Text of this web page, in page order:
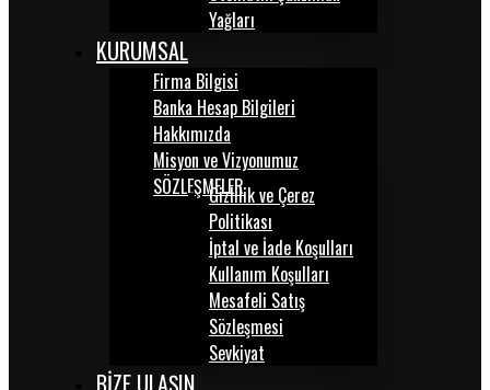
Yağları
KURUMSAL
Firma Bilgisi
Banka Hesap Bilgileri
Hakkımızda
Misyon ve Vizyonumuz
SÖZLEŞMELERGizlilik ve Çerez
Politikası
İptal ve İade Koşulları
Kullanım Koşulları
Mesafeli Satış
Sözleşmesi
Sevkiyat